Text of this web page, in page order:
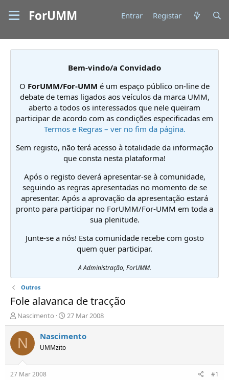
ForUMM Entrar Registar
Bem-vindo/a Convidado
O ForUMM/For-UMM é um espaço público on-line de
debate de temas ligados aos veículos da marca UMM,
aberto a todos os interessados que nele queiram
participar de acordo com as condições especificadas em
Termos e Regras – ver no fim da página.
Sem registo, não terá acesso à totalidade da informação
que consta nesta plataforma!
Após o registo deverá apresentar-se à comunidade,
seguindo as regras apresentadas no momento de se
apresentar. Após a aprovação da apresentação estará
pronto para participar no ForUMM/For-UMM em toda a
sua plenitude.
Junte-se a nós! Esta comunidade recebe com gosto
quem quer participar.
A Administração, ForUMM.
Outros
Fole alavanca de tracção
I
n
i
c
i
d
Nascimento
D
a
t
27 Mar 2008
N Nascimento
UMMzito
27 Mar 2008 #1